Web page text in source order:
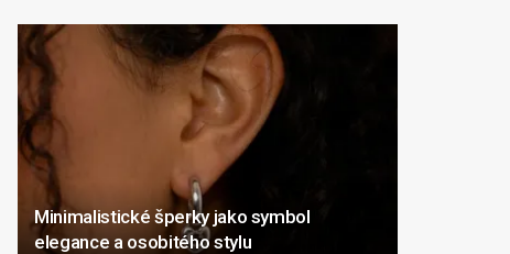
Minimalistické šperky jako symbol
elegance a osobitého stylu